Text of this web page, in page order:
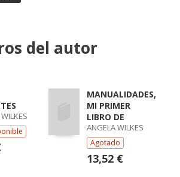
del autor
MANUALIDADES,
MI PRIMER
LIBRO DE
ANGELA WILKES
Agotado
13,52 €